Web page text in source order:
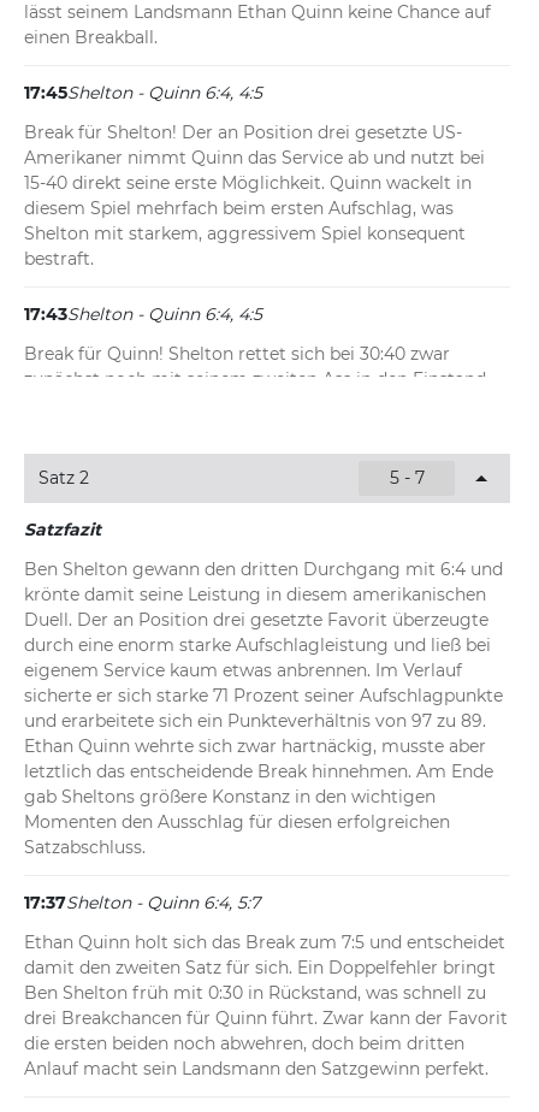
lässt seinem Landsmann Ethan Quinn keine Chance auf
einen Breakball.
17:45Shelton - Quinn 6:4, 4:5
Break für Shelton! Der an Position drei gesetzte US-
Amerikaner nimmt Quinn das Service ab und nutzt bei
15-40 direkt seine erste Möglichkeit. Quinn wackelt in
diesem Spiel mehrfach beim ersten Aufschlag, was
Shelton mit starkem, aggressivem Spiel konsequent
bestraft.
17:43Shelton - Quinn 6:4, 4:5
Break für Quinn! Shelton rettet sich bei 30:40 zwar
zunächst noch mit seinem zweiten Ass in den Einstand,
Breakchance und sichert sich das Aufschlagspiel.
17:39Shelton - Quinn 6:4, 4:4
und bringt sein Service durch. Nach einem Doppelfehler
zum 15:40 wehrt der US-Amerikaner zwei Breakbälle von
Ben Shelton in Folge erfolgreich ab. Über Einstand
sichert er sich schließlich den hart umkämpften
Spielgewinn.
Satz 2 5 - 7
Satzfazit
Ben Shelton gewann den dritten Durchgang mit 6:4 und
krönte damit seine Leistung in diesem amerikanischen
Duell. Der an Position drei gesetzte Favorit überzeugte
durch eine enorm starke Aufschlagleistung und ließ bei
eigenem Service kaum etwas anbrennen. Im Verlauf
sicherte er sich starke 71 Prozent seiner Aufschlagpunkte
und erarbeitete sich ein Punkteverhältnis von 97 zu 89.
Ethan Quinn wehrte sich zwar hartnäckig, musste aber
letztlich das entscheidende Break hinnehmen. Am Ende
gab Sheltons größere Konstanz in den wichtigen
Momenten den Ausschlag für diesen erfolgreichen
Satzabschluss.
17:37Shelton - Quinn 6:4, 5:7
Ethan Quinn holt sich das Break zum 7:5 und entscheidet
damit den zweiten Satz für sich. Ein Doppelfehler bringt
Ben Shelton früh mit 0:30 in Rückstand, was schnell zu
drei Breakchancen für Quinn führt. Zwar kann der Favorit
die ersten beiden noch abwehren, doch beim dritten
Anlauf macht sein Landsmann den Satzgewinn perfekt.